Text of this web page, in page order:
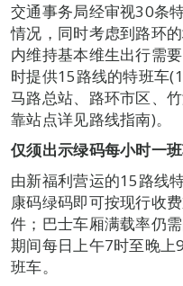
交通事务局经审视30条
情况，同时考虑到路环
内维持基本维生出行需
时提供15路线的特班车
马路总站、路环市区、
靠站点详见路线指南)。
仅须出示绿码每小时一
由新福利营运的15路线
康码绿码即可按现行收
件；巴士车厢满载率仍
期间每日上午7时至晚上
班车。